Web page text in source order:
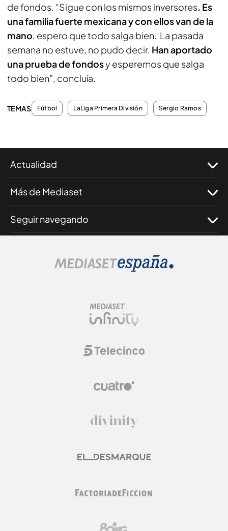
de fondos. “Sigue con los mismos inversores. Es
una familia fuerte mexicana y con ellos van de la
mano, espero que todo salga bien. La pasada
semana no estuve, no pudo decir. Han aportado
una prueba de fondosy esperemos que salga
todo bien”, concluía.
TEMAS Fútbol LaLiga Primera División Sergio Ramos
Actualidad
Más de Mediaset
Seguir navegando